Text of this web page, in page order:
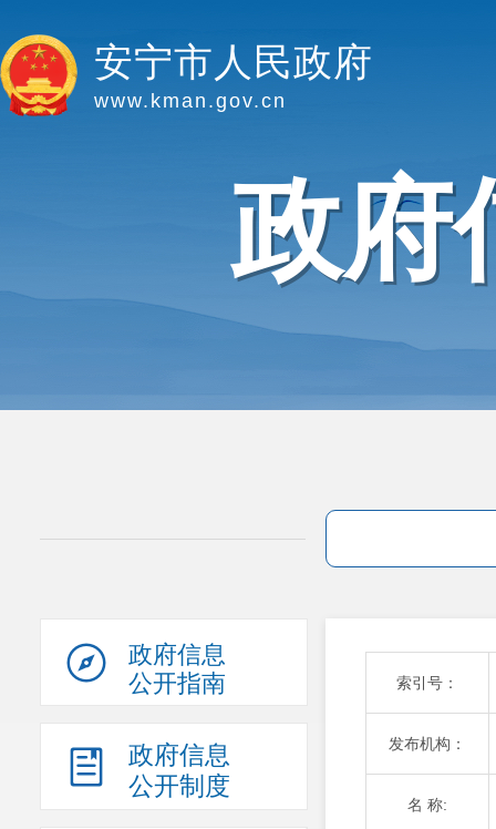
安宁市人民政府
www.kman.gov.cn
政府
政府信息
公开指南
政府信息
公开制度
索引号：
发布机构：
名 称: